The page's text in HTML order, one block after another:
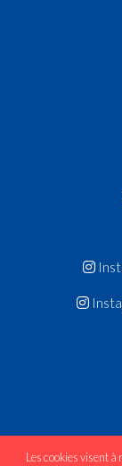
Les cookies visent